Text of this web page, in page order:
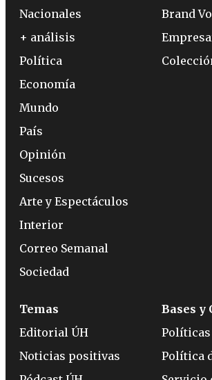
Nacionales
+ análisis
Política
Economía
Mundo
País
Opinión
Sucesos
Arte y Espectáculos
Interior
Correo Semanal
Sociedad
Brand
Temas
Editorial ÚH
Noticias positivas
Bases y
Políticas
Política